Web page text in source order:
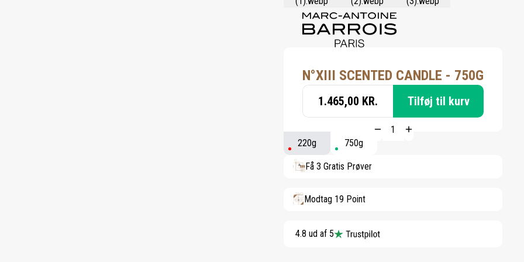
N°XIII SCENTED CANDLE - 750G
1.465,00 KR. Tilføj til kurv
220g 750g
Få 3 Gratis Prøver
Modtag 19 Point
4.8 ud af 5